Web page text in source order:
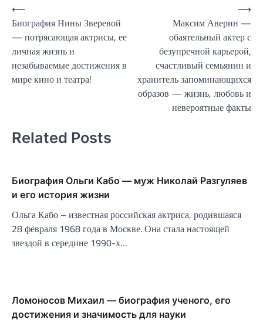
Навигация
по
записям
⟵
Биография Нины Зверевой
— потрясающая актрисы, ее
личная жизнь и
незабываемые достижения в
мире кино и театра!
Максим Аверин —
обаятельный актер с
безупречной карьерой,
счастливый семьянин и
хранитель запоминающихся
образов — жизнь, любовь и
невероятные факты
⟶
Related Posts
Биография Ольги Кабо — муж Николай Разгуляев
и его история жизни
Ольга Кабо – известная российская актриса, родившаяся
28 февраля 1968 года в Москве. Она стала настоящей
звездой в середине 1990-х…
Ломоносов Михаил — биография ученого, его
достижения и значимость для науки